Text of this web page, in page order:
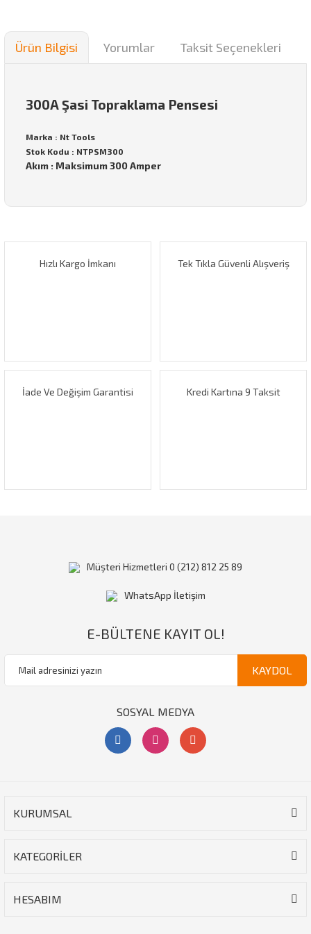
Ürün Bilgisi Yorumlar Taksit Seçenekleri
300A Şasi Topraklama Pensesi
Marka : Nt Tools
Stok Kodu : NTPSM300
Akım : Maksimum 300 Amper
Görüş ve önerileriniz için teşekkür ederiz.
Hızlı Kargo İmkanı Tek Tıkla Güvenli Alışveriş
İade Ve Değişim Garantisi Kredi Kartına 9 Taksit
KURUMSAL
KATEGORİLER
HESABIM
Müşteri Hizmetleri 0 (212) 812 25 89
WhatsApp İletişim
E-BÜLTENE KAYIT OL!
KAYDOL
SOSYAL MEDYA